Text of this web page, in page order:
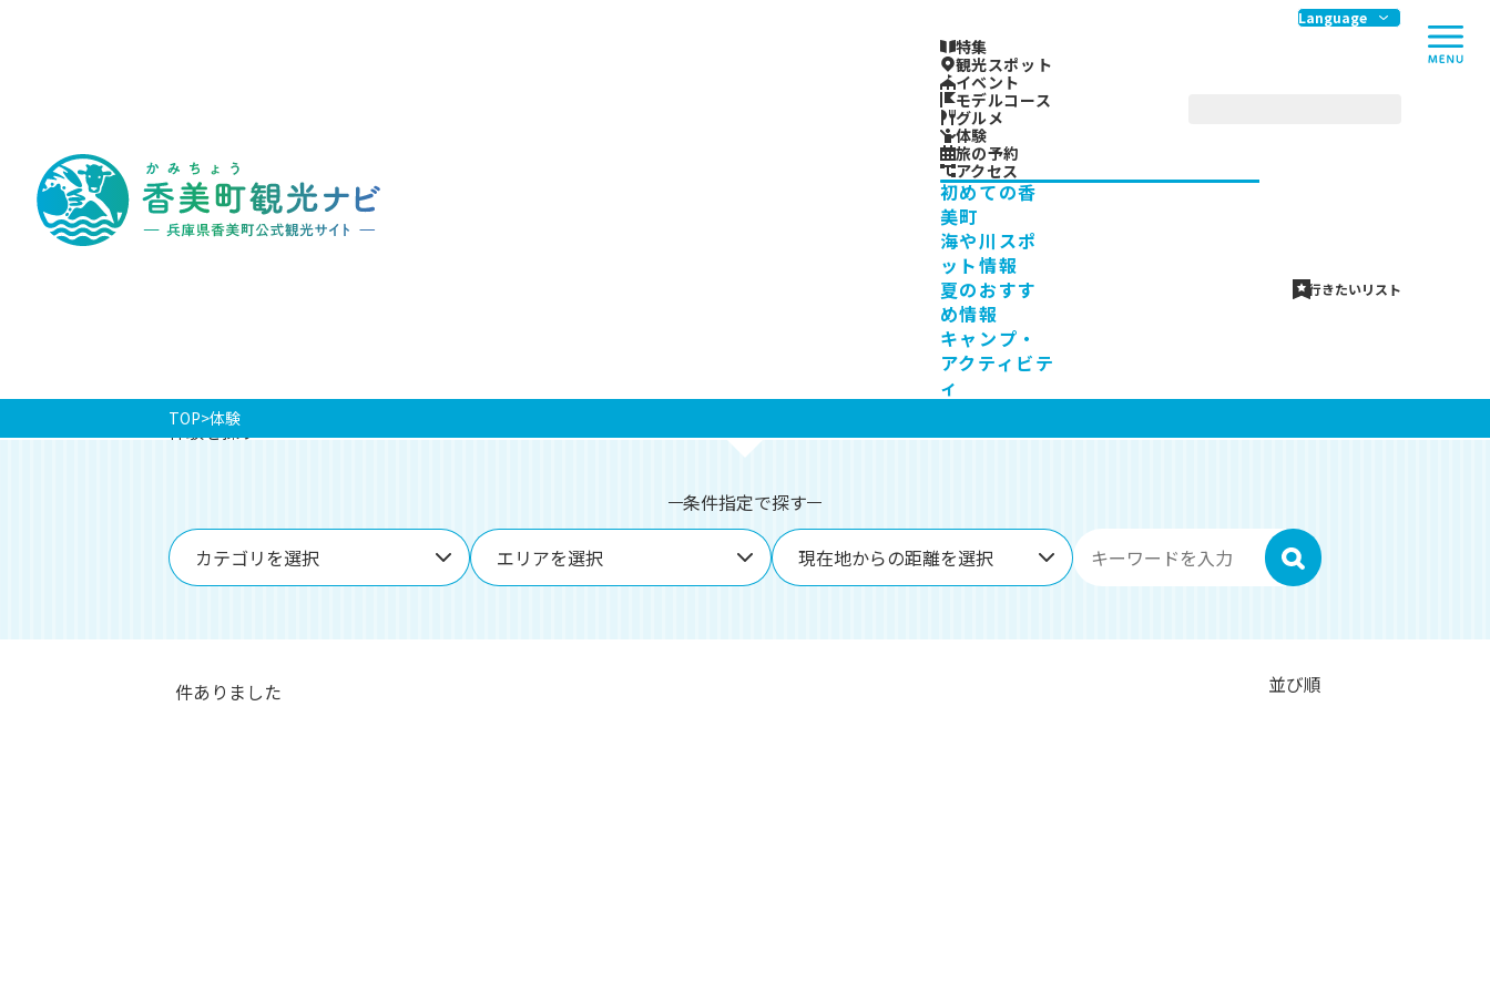
香
美
町
観
光
美
町
公
式
観
光
サ
イ
ト
-
Language
行きたいリスト
特集
観光スポット
イベント
モデルコース
グルメ
体験
旅の予約
アクセス
初めての香
美町
海や川スポ
ット情報
夏のおすす
め情報
キャンプ・
アクティビテ
ィ
TOP 体験
体験を探す
条件指定で探す
カテゴリを選択 エリアを選択 現在地からの距離を選択 検索
件ありました 並び順